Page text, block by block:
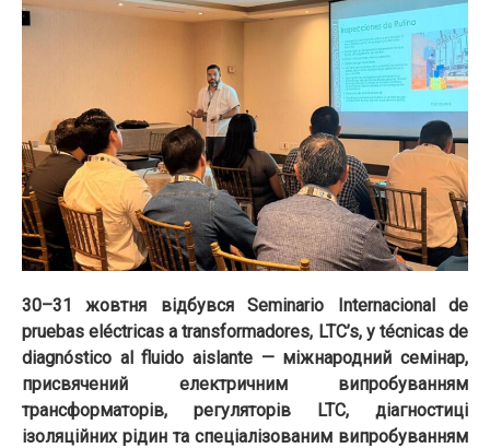
30–31 жовтня відбувся Seminario Internacional de
pruebas eléctricas a transformadores, LTC’s, y técnicas de
diagnóstico al fluido aislante — міжнародний семінар,
присвячений електричним випробуванням
трансформаторів, регуляторів LTC, діагностиці
ізоляційних рідин та спеціалізованим випробуванням